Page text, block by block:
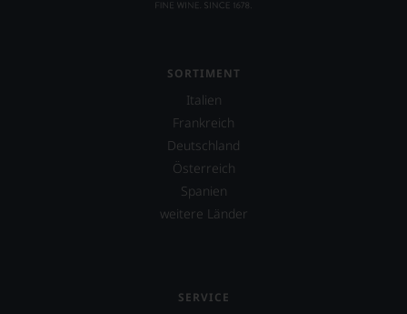
SORTIMENT
Italien
Frankreich
Deutschland
Österreich
Spanien
weitere Länder
SERVICE